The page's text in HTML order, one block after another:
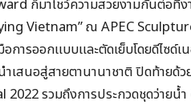
ก็มาโชว์ความสวยงามกันต่อที่
Vietnam” ณ APEC
การออกแบบและตัดเย็บโดยดีไซด์
ำเสนอสู่สายตานานาชาติ ปิดท้ายด้
รวมถึงการประกวดชุดว่ายน้